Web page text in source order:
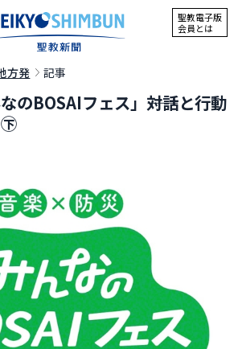
聖教電子版
会員とは
方発 記事
のBOSAIフェス」――対話と行動